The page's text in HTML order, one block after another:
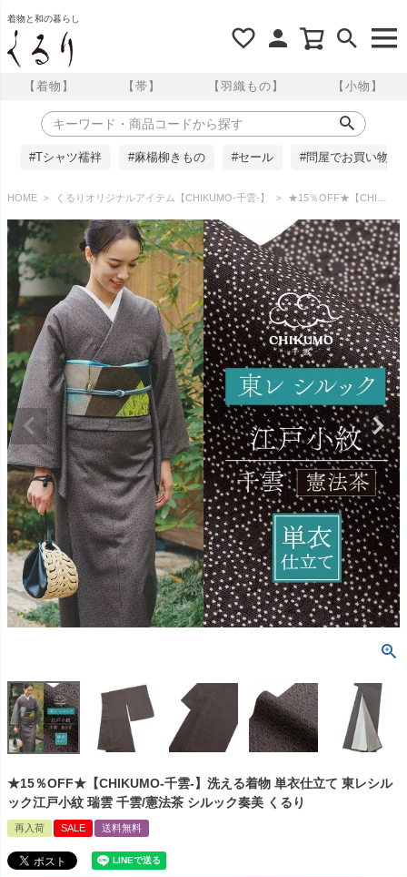
着物と和の暮らし
【着物】 【帯】 【羽織もの】 【小物】
#Tシャツ襦袢 #麻楊柳きもの #セール #問屋でお買い物
HOME くるりオリジナルアイテム【CHIKUMO-千雲-】 ★15％OFF★【CHIKUMO-千雲-】洗える着物 単衣仕立て 東レシルック江戸小紋 瑞雲 千雲/憲法茶 シルック奏美 くるり
★15％OFF★【CHIKUMO-千雲-】洗える着物 単衣仕立て 東レシル
ック江戸小紋 瑞雲 千雲/憲法茶 シルック奏美 くるり
再入荷 SALE 送料無料